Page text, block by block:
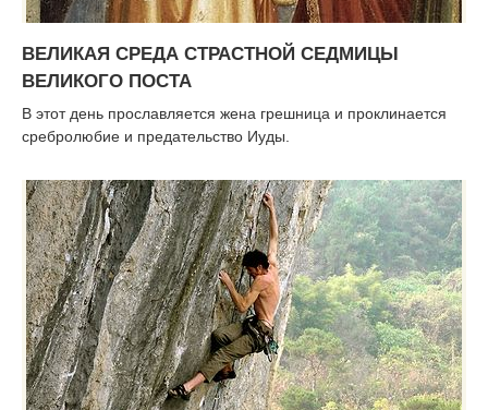
ВЕЛИКАЯ СРЕДА СТРАСТНОЙ СЕДМИЦЫ
ВЕЛИКОГО ПОСТА
В этот день прославляется жена грешница и проклинается
сребролюбие и предательство Иуды.